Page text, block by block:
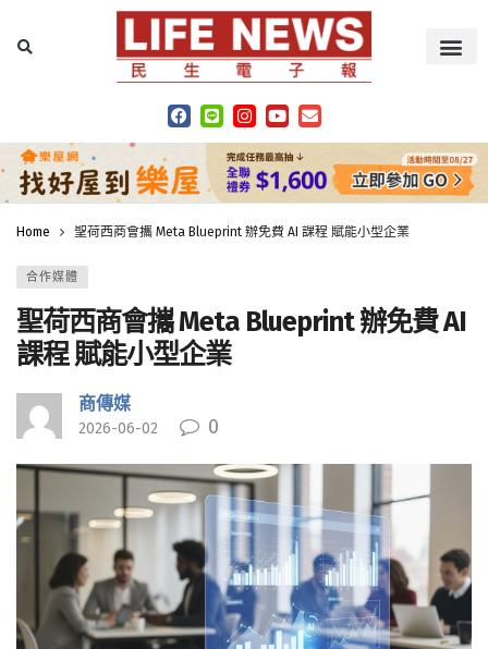
Home 聖荷西商會攜 Meta Blueprint 辦免費 AI 課程 賦能小型企業
合作媒體
聖荷西商會攜 Meta Blueprint 辦免費 AI
課程 賦能小型企業
商傳媒
2026-06-02 0